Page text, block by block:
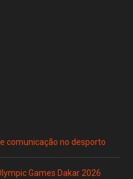
comunicação no desporto
Games Dakar 2026